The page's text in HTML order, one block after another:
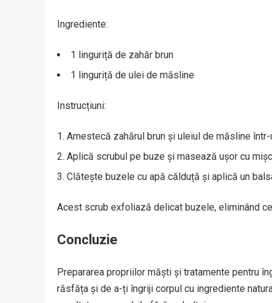
Ingrediente:
1 linguriță de zahăr brun
1 linguriță de ulei de măsline
Instrucțiuni:
Amestecă zahărul brun și uleiul de măsline
Aplică scrubul pe buze și masează ușor cu
Clătește buzele cu apă călduță și aplică un
Acest scrub exfoliază delicat buzele, eliminând
Concluzie
Prepararea propriilor măști și tratamente pentru
răsfăța și de a-ți îngriji corpul cu ingrediente